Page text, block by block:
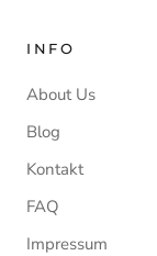
INFO
About Us
Blog
Kontakt
FAQ
Impressum